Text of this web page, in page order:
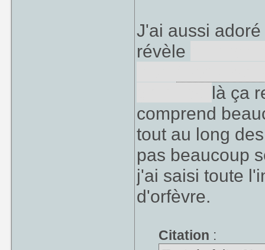
J'ai aussi
révèle
là ça
comprend
tout au long
pas beaucoup
j'ai saisi toute
d'orfèvre.
Citation :